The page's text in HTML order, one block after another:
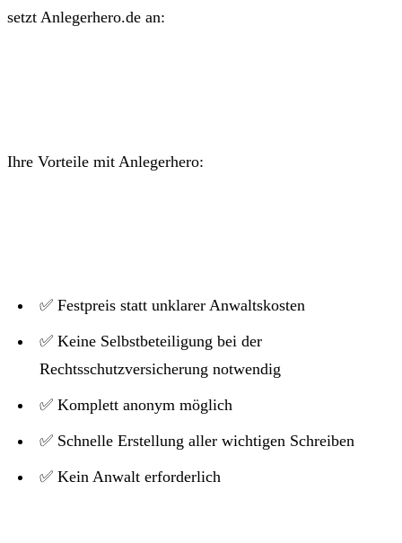
setzt Anlegerhero.de an:
Ihre Vorteile mit Anlegerhero:
✅ Festpreis statt unklarer Anwaltskosten
✅ Keine Selbstbeteiligung bei der
Rechtsschutzversicherung notwendig
✅ Komplett anonym möglich
✅ Schnelle Erstellung aller wichtigen Schreiben
✅ Kein Anwalt erforderlich